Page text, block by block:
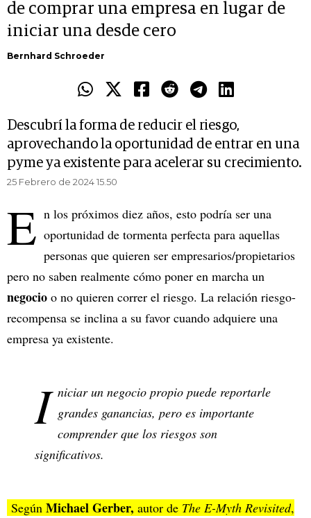
de comprar una empresa en lugar de
iniciar una desde cero
Bernhard Schroeder
Descubrí la forma de reducir el riesgo,
aprovechando la oportunidad de entrar en una
pyme ya existente para acelerar su crecimiento.
25 Febrero de 2024 15.50
E n los próximos diez años, esto podría ser una
oportunidad de tormenta perfecta para aquellas
personas que quieren ser empresarios/propietarios
pero no saben realmente cómo poner en marcha un
negocio o no quieren correr el riesgo. La relación riesgo-
recompensa se inclina a su favor cuando adquiere una
empresa ya existente.
I niciar un negocio propio puede reportarle
grandes ganancias, pero es importante
comprender que los riesgos son
significativos.
Según Michael Gerber, autor de The E-Myth Revisited,